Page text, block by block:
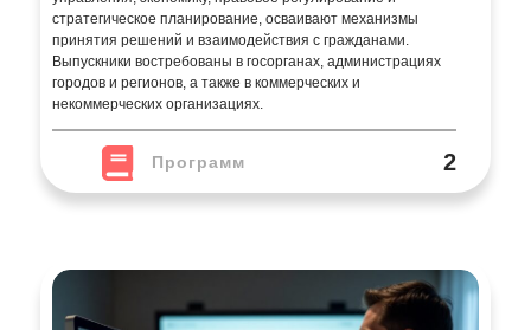
стратегическое планирование, осваивают механизмы
принятия решений и взаимодействия с гражданами.
Выпускники востребованы в госорганах, администрациях
городов и регионов, а также в коммерческих и
некоммерческих организациях.
Программ 2